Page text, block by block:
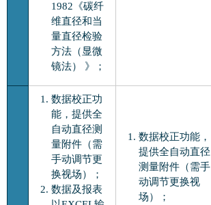
1982《碳纤
维直径和当
量直径检验
方法（显微
镜法） 》；
数据校正功
能，提供全
自动直径测
量附件（需
手动调节更
换视场）；
数据及报表
数据校正功能，
提供全自动直径
测量附件（需手
动调节更换视
场）；